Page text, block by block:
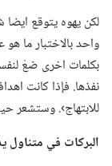
لكن يهوه يتوقع
واحد بالاختبار ما
بكلمات اخرى ضعْ
نفذها.‏ فإذا كانت
للابتهاج›.‏ وستشعر
البركات في متناول